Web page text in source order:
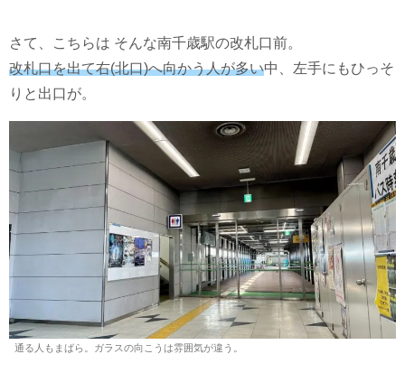
さて、こちらは そんな南千歳駅の改札口前。
改札口を出て右(北口)へ向かう人が多い中、左手にもひっそ
りと出口が。
通る人もまばら。ガラスの向こうは雰囲気が違う。